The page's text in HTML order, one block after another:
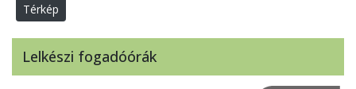
Térkép
Lelkészi fogadóórák